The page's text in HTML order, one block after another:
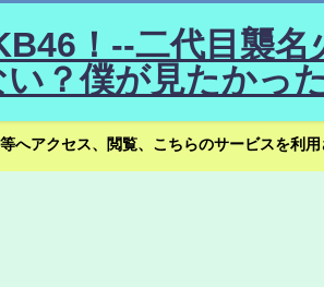
！--二代目襲
？僕が見たかっ
へアクセス、閲覧、こちらのサービスを利